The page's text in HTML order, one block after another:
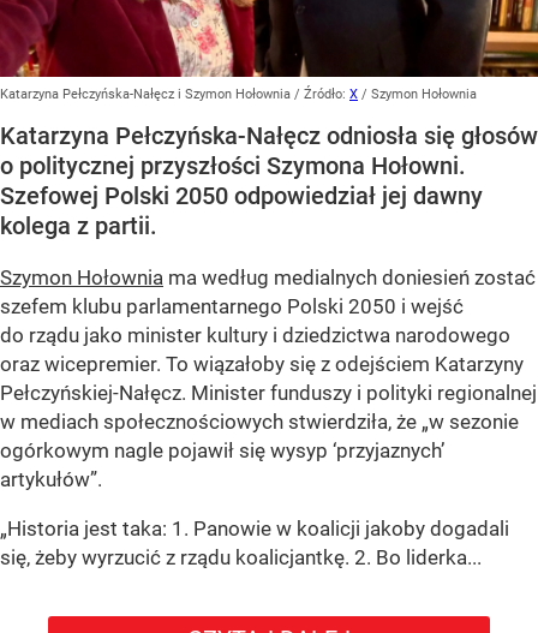
Katarzyna Pełczyńska-Nałęcz i Szymon Hołownia / Źródło: X / Szymon Hołownia
Katarzyna Pełczyńska-Nałęcz odniosła się głosów
o politycznej przyszłości Szymona Hołowni.
Szefowej Polski 2050 odpowiedział jej dawny
kolega z partii.
Szymon Hołownia ma według medialnych doniesień zostać
szefem klubu parlamentarnego Polski 2050 i wejść
do rządu jako minister kultury i dziedzictwa narodowego
oraz wicepremier. To wiązałoby się z odejściem Katarzyny
Pełczyńskiej-Nałęcz. Minister funduszy i polityki regionalnej
w mediach społecznościowych stwierdziła, że „w sezonie
ogórkowym nagle pojawił się wysyp ‘przyjaznych’
artykułów”.
„Historia jest taka: 1. Panowie w koalicji jakoby dogadali
się, żeby wyrzucić z rządu koalicjantkę. 2. Bo liderka...